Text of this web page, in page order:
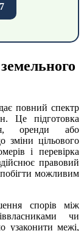
повний спектр
Це підготовка
оренди або
зміни цільового
і перевірка
правовий
можливим
спорів між
чи
узаконити межі,